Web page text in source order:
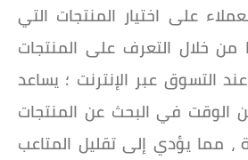
على اختيار المنتجات التي
خلال التعرف على المنتجات
التسوق عبر الإنترنت ؛ يساعد
الوقت في البحث عن المنتجات
، مما يؤدي إلى تقليل المتاعب